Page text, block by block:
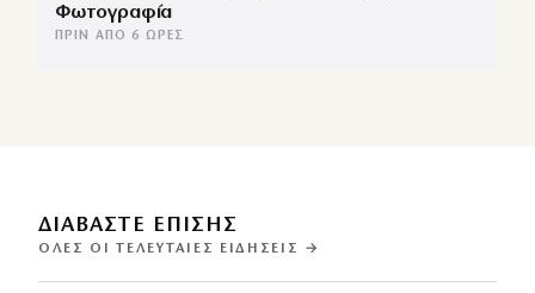
Φωτογραφία
ΠΡΙΝ ΑΠΌ 6 ΏΡΕΣ
ΔΙΑΒΑΣΤΕ ΕΠΙΣΗΣ
ΌΛΕΣ ΟΙ ΤΕΛΕΥΤΑΊΕΣ ΕΙΔΉΣΕΙΣ →